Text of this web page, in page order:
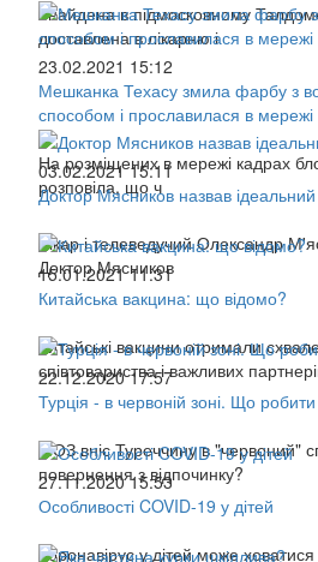
Знайдена в підмосковному
доставлена ​​в лікарню і
23.02.2021 15:12
Мешканка Техасу змила фарбу з
способом і прославилася в мережі
На розміщених в мережі кадрах
розповіла, що ч
03.02.2021 15:11
Доктор Мясников назвав
Лікар і телеведучий Олександр
Доктор Мясников
15.01.2021 11:31
Китайська вакцина: що відомо?
Китайські вакцини отримали
співтовариства і важливих
22.12.2020 17:57
Турція - в червоній зоні. Що
МОЗ вніс Туреччину в "червоний"
повернення з відпочинку?
27.11.2020 15:53
Особливості COVID-19 у дітей
Коронавірус у дітей може